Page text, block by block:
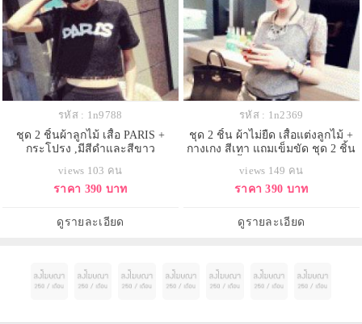
รหัส : 1n9788
ชุด 2 ชิ้นผ้าลูกไม้ เสื้อ PARIS +
กระโปรง ,มีสีดำและสีขาว
views 103 คน
ราคา 390 บาท
ดูรายละเอียด
รหัส : 1n2369
ชุด 2 ชิ้น ผ้าไม่ยืด เสื้อแต่งลูกไม้ +
กางเกง สีเทา แถมเข็มขัด ชุด 2 ชิ้น
เทา แถมเข็มขัด
views 149 คน
ราคา 390 บาท
ดูรายละเอียด